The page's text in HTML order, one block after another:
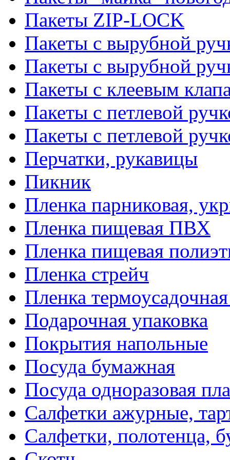
Пакеты ZIP-LOCK
Пакеты с вырубной
Пакеты с вырубной
Пакеты с клеевым
Пакеты с петлевой
Пакеты с петлевой
Перчатки, рукавицы
Пикник
Пленка парниковая,
Пленка пищевая ПВХ
Пленка пищевая
Пленка стрейч
Пленка
Подарочная упаковка
Покрытия напольные
Посуда бумажная
Посуда одноразовая
Салфетки ажурные,
Салфетки, полотенца,